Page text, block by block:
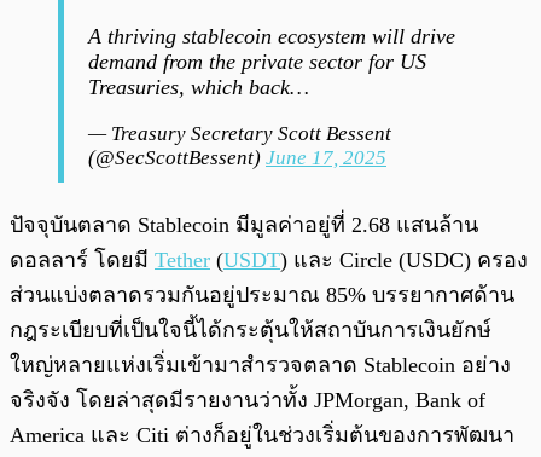
A thriving stablecoin ecosystem will drive
demand from the private sector for US
Treasuries, which back…
— Treasury Secretary Scott Bessent
(@SecScottBessent) June 17, 2025
ปัจจุบันตลาด Stablecoin มีมูลค่าอยู่ที่ 2.68 แสนล้าน
ดอลลาร์ โดยมี Tether (USDT) และ Circle (USDC) ครอง
ส่วนแบ่งตลาดรวมกันอยู่ประมาณ 85% บรรยากาศด้าน
กฎระเบียบที่เป็นใจนี้ได้กระตุ้นให้สถาบันการเงินยักษ์
ใหญ่หลายแห่งเริ่มเข้ามาสำรวจตลาด Stablecoin อย่าง
จริงจัง โดยล่าสุดมีรายงานว่าทั้ง JPMorgan, Bank of
America และ Citi ต่างก็อยู่ในช่วงเริ่มต้นของการพัฒนา